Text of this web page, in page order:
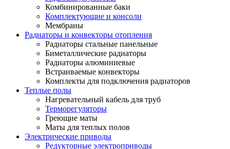
Комбинированные баки
Комплектующие и консоли
Мембраны
Радиаторы и конвекторы отопления
Радиаторы стальные панельные
Биметаллические радиаторы
Радиаторы алюминиевые
Встраиваемые конвекторы
Комплекты для подключения радиаторов
Теплые полы
Нагревательный кабель для труб
Терморегуляторы
Греющие маты
Маты для теплых полов
Электрические приводы
Редукторные электроприводы